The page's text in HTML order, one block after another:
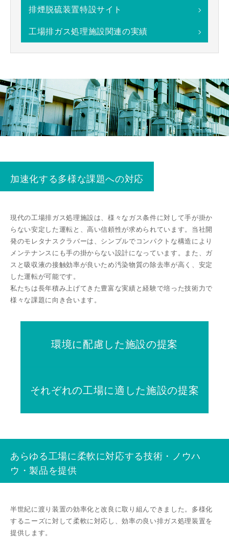
排煙脱硫装置特設サイト
工場排ガス処理施設関連の実績
加速化する多様な課題への対応
現代の⼯場排ガス処理施設は、様々なガス条件に対して⼿が掛か
らない安定した運転と、⾼い信頼性が求められています。当社開
発のモレタナスクラバーは、シンプルでコンパクトな構造により
メンテナンスにも⼿の掛からない設計になっています。また、ガ
スと吸収液の接触効率が良いため汚染物質の除去率が⾼く、安定
した運転が可能です。
私たちは⻑年積み上げてきた豊富な実績と経験で培った技術⼒で
様々な課題に向き合います。
環境に配慮した施設の提案
それぞれの工場に適した施設の提案
あらゆる工場に柔軟に対応する技術・ノウハ
ウ・製品を提供
半世紀に渡り装置の効率化と改良に取り組んできました。多様化
するニーズに対して柔軟に対応し、効率の良い排ガス処理装置を
提供します。